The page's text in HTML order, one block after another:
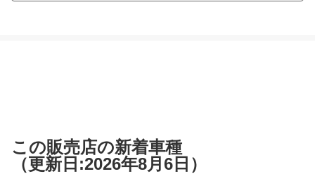
８６ ＧＴ
この販売店の新着車種
（更新日:2026年8月6日）